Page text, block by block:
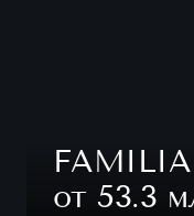
FAMILIA
от 53.3